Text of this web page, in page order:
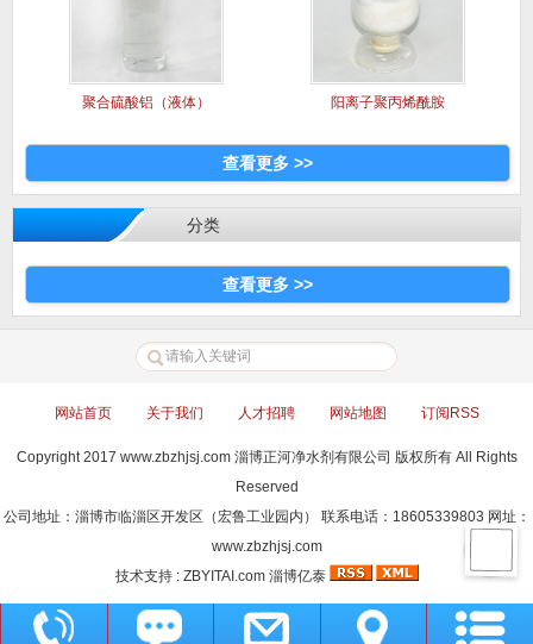
聚合硫酸铝（液体） 阳离子聚丙烯酰胺
查看更多 >>
分类
查看更多 >>
网站首页 关于我们 人才招聘 网站地图 订阅RSS
Copyright 2017 www.zbzhjsj.com淄博正河净水剂有限公司 版权所有 All Rights
Reserved
公司地址：淄博市临淄区开发区（宏鲁工业园内） 联系电话：18605339803 网址：
www.zbzhjsj.com
技术支持 : ZBYITAI.com 淄博亿泰